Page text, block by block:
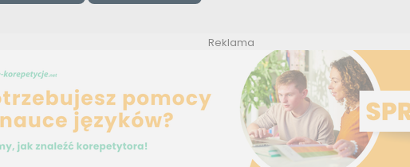
Reklama